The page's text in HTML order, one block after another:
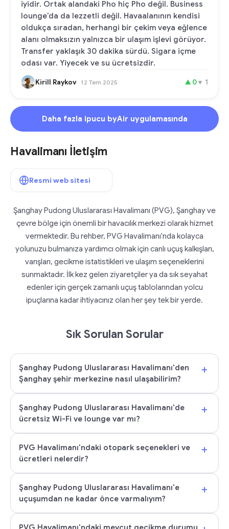
iyidir. Ortak alandaki Pho hiç Pho değil. Business
lounge'da da lezzetli değil. Havaalanının kendisi
oldukça sıradan, herhangi bir çekim veya eğlence
alanı olmaksızın yalnızca bir ulaşım işlevi görüyor.
Transfer yaklaşık 30 dakika sürdü. Sigara içme
odası var. Yiyecek ve su ücretsizdir.
Kirill Raykov 12 Tem 2025 ▲ 0▼ 1
Daha fazla ipucu byAir uygulamasında
Havalimanı İletişim
Resmi web sitesi
Şanghay Pudong Uluslararası Havalimanı (PVG), Şanghay ve
çevre bölge için önemli bir havacılık merkezi olarak hizmet
vermektedir. Bu rehber, PVG Havalimanı'nda kolayca
yolunuzu bulmanıza yardımcı olmak için canlı uçuş kalkışları,
varışları, gecikme istatistikleri ve ulaşım seçeneklerini
sunmaktadır. İlk kez gelen ziyaretçiler ya da sık seyahat
edenler için gerçek zamanlı uçuş tablolarından yolcu
ipuçlarına kadar ihtiyacınız olan her şey tek bir yerde.
Sık Sorulan Sorular
Şanghay Pudong Uluslararası Havalimanı'den
Şanghay şehir merkezine nasıl ulaşabilirim?
+
Şanghay Pudong Uluslararası Havalimanı'de
ücretsiz Wi-Fi ve lounge var mı?
+
PVG Havalimanı'ndaki otopark seçenekleri ve
ücretleri nelerdir?
+
Şanghay Pudong Uluslararası Havalimanı'e
uçuşumdan ne kadar önce varmalıyım?
+